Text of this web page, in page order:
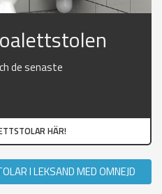
de senaste
HÄR!
I LEKSAND MED OMNEJD